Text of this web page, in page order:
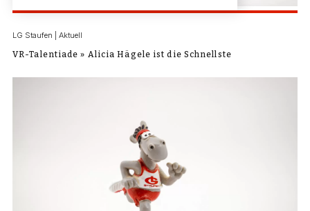
LG Staufen | Aktuell
VR-Talentiade » Alicia Hägele ist die Schnellste